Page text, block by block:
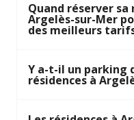
Quand réserver sa
Argelès-sur-Mer
des meilleurs
Y a-t-il un parking
résidences à